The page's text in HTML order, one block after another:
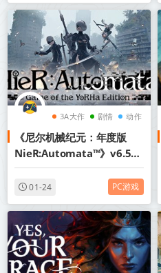
3A大作 剧情 动作
《尼尔机械纪元：年度版
NieR:Automata™》v6.5-
送原声带+原画集+通关存档
+修改器+白裙MOD丨中文版
01-24 PC游戏